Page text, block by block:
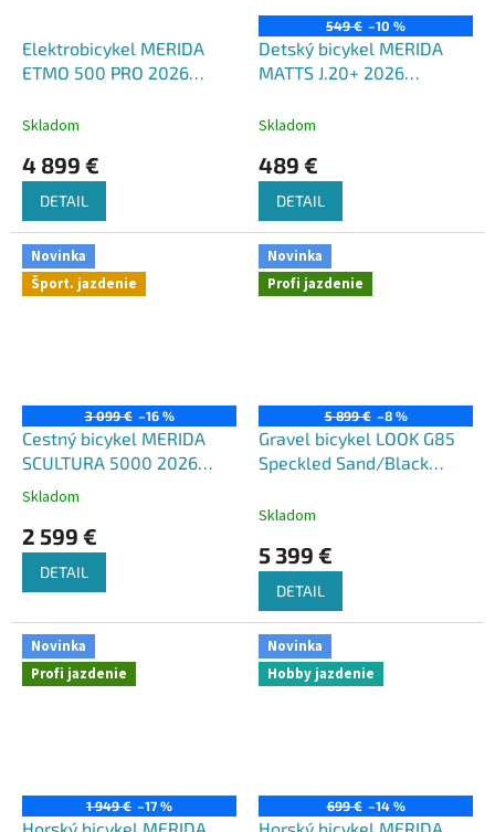
Elektrobicykel MERIDA
ETMO 500 PRO 2026
Skladom
4 899 €
DETAIL
549 € –10 %
Detský bicykel MERIDA
MATTS J.20+ 2026
čierny)
Skladom
489 €
DETAIL
Novinka
Šport. jazdenie
3 099 € –16 %
Cestný bicykel MERIDA
SCULTURA 5000 2026
čierna metalíza šedý
Priemerné
produktu
5,0
5
hviezdičiek.
Skladom
2 599 €
DETAIL
Novinka
Profi jazdenie
5 899 € –8 %
Gravel bicykel LOOK G85
Speckled Sand/Black
Fulcrum Soniq 2026
Skladom
5 399 €
DETAIL
Novinka
Profi jazdenie
1 949 € –17 %
Novinka
Hobby jazdenie
699 € –14 %